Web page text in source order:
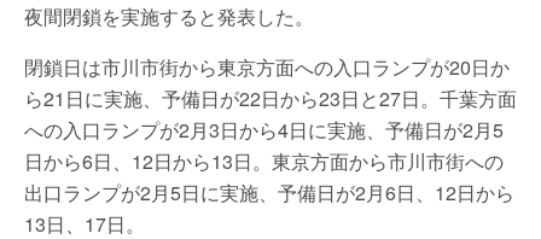
夜間閉鎖を実施すると発表した。
閉鎖日は市川市街から東京方面への入口ランプが20日か
ら21日に実施、予備日が22日から23日と27日。千葉方面
への入口ランプが2月3日から4日に実施、予備日が2月5
日から6日、12日から13日。東京方面から市川市街への
出口ランプが2月5日に実施、予備日が2月6日、12日から
13日、17日。